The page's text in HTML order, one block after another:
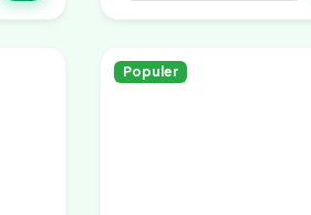
Populer